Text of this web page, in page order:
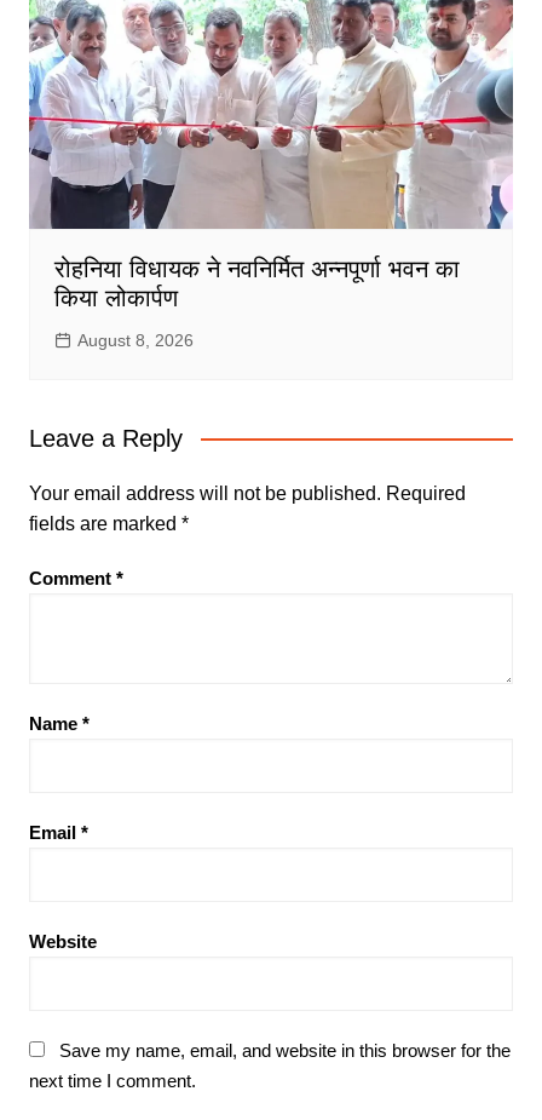
रोहनिया विधायक ने नवनिर्मित अन्नपूर्णा भवन का
किया लोकार्पण
August 8, 2026
Leave a Reply
Your email address will not be published. Required
fields are marked *
Comment *
Name *
Email *
Website
Save my name, email, and website in this browser for the
next time I comment.